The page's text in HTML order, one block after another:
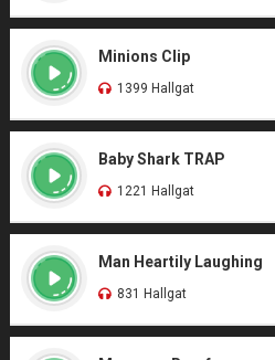
Minions Clip
1399 Hallgat
Baby Shark TRAP
1221 Hallgat
Man Heartily Laughing
831 Hallgat